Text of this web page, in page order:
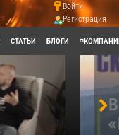
Войти
Регистрация
СТАТЬИ БЛОГИ